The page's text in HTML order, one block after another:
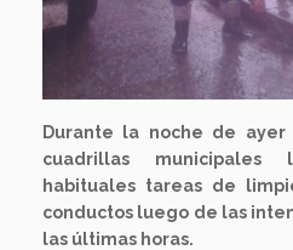
Durante la noche de
cuadrillas
habituales tareas de
conductos luego de las
las últimas horas.